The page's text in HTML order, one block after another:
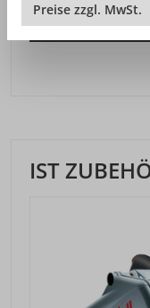
IST
Preise zzgl. MwSt.